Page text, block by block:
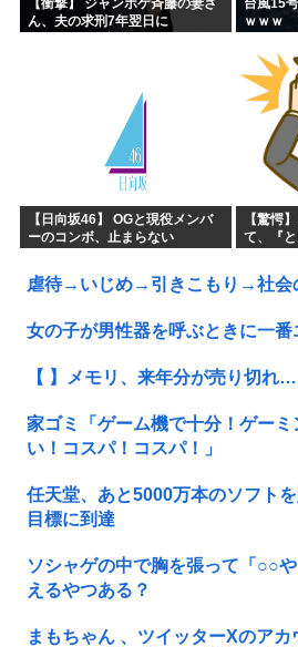
ん、夫の求刑7年翌日に
ｗｗｗ
【日向坂46】 OGと現役メンバ
ーのコンボ、止まらない
【驚愕
て、『
虐待→いじめ→引きこもり→社会
女の子が男性器を呼ぶときに一
【 】メモリ、来年分が売り切れ…
家ゴミ「ゲーム機で十分！ゲー
い！コスパ！コスパ！」
任天堂、あと5000万本のソフト
目標に到達
ソシャゲの中で胸を張って「○○
えるやつある？
まもちゃん 、ツイッターXのア